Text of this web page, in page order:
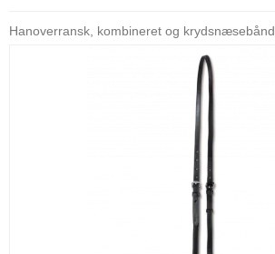
Hanoverransk, kombineret og krydsnæsebånd